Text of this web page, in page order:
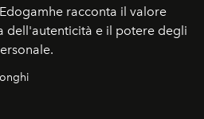
racconta il valore
dell'autenticità e il potere degli